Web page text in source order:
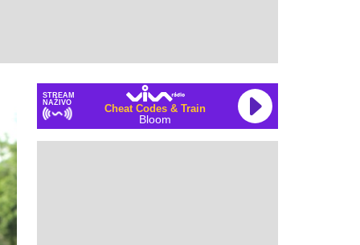
STREAM
NAŽIVO
Cheat Codes & Train
Bloom